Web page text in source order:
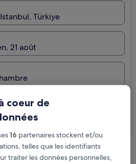
Türkiye
21 août
Rechercher
gratuite en cas de
coeur de
16 partenaires stockent et/ou
telles que les identifiants
traiter les données personnelles,